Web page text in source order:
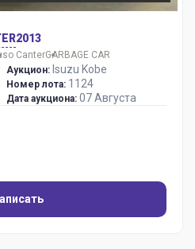
2013
CanterGARBAGE CAR
Аукцион: Isuzu Kobe
Номер лота: 1124
Дата аукциона: 07 Августа